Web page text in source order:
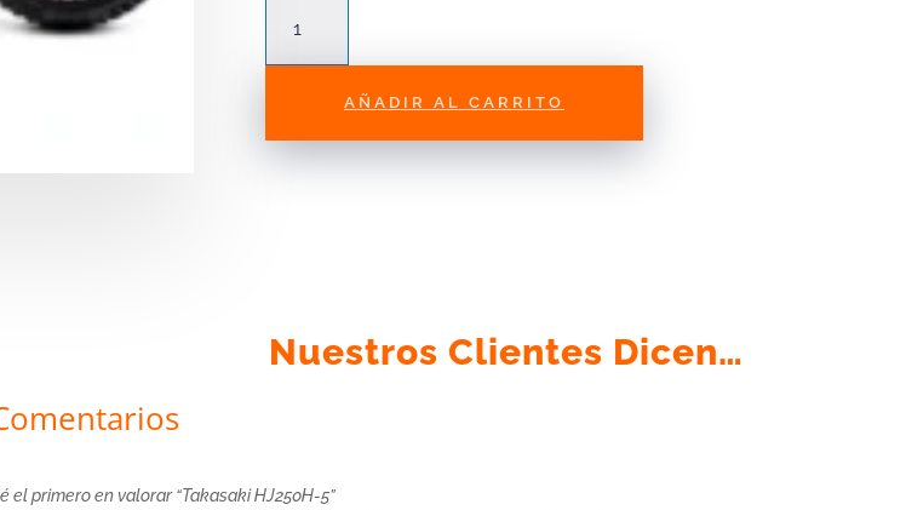
HJ250H-
AÑADIR AL CARRITO
Nuestros Clientes Dicen…
el primero en valorar “Takasaki HJ250H-5”